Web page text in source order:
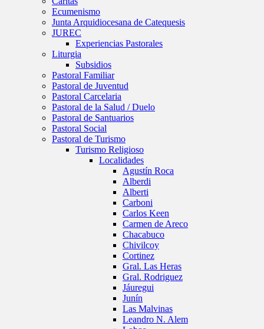
Ecumenismo
Junta Arquidiocesana de Catequesis
JUREC
Experiencias Pastorales
Liturgia
Subsidios
Pastoral Familiar
Pastoral de Juventud
Pastoral Carcelaria
Pastoral de la Salud / Duelo
Pastoral de Santuarios
Pastoral Social
Pastoral de Turismo
Turismo Religioso
Localidades
Agustín Roca
Alberdi
Alberti
Carboni
Carlos Keen
Carmen de Areco
Chacabuco
Chivilcoy
Cortinez
Gral. Las Heras
Gral. Rodriguez
Jáuregui
Junín
Las Malvinas
Leandro N. Alem